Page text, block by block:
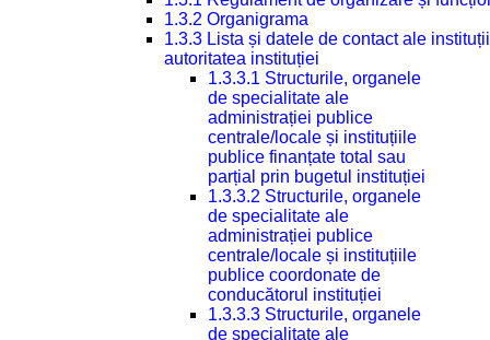
1.3.2 Organigrama
1.3.3 Lista și datele de contact ale
autoritatea instituției
1.3.3.1 Structurile, organele
de specialitate ale
administrației publice
centrale/locale și instituțiile
publice finanțate total sau
parțial prin bugetul instituției
1.3.3.2 Structurile, organele
de specialitate ale
administrației publice
centrale/locale și instituțiile
publice coordonate de
conducătorul instituției
1.3.3.3 Structurile, organele
de specialitate ale